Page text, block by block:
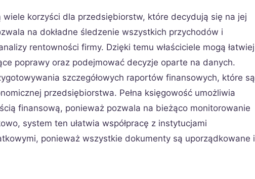
wiele korzyści dla przedsiębiorstw, które decydują się na jej
na dokładne śledzenie wszystkich przychodów i
rentowności firmy. Dzięki temu właściciele mogą łatwiej
poprawy oraz podejmować decyzje oparte na danych.
szczegółowych raportów finansowych, które są
przedsiębiorstwa. Pełna księgowość umożliwia
finansową, ponieważ pozwala na bieżąco monitorowanie
system ten ułatwia współpracę z instytucjami
ponieważ wszystkie dokumenty są uporządkowane i